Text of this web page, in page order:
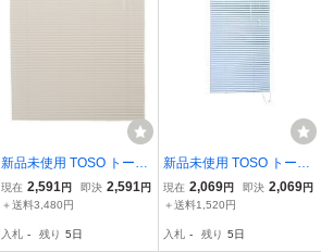
新品未使用 TOSO トーソ
ー インテリアブラインド
スポーラ R アイボリー 16
54 アルミブラインド /L1-
現在 2,591 円 即決 2,591 円
＋送料3,480円
入札 - 残り 5日
新品未使用 TOSO トーソ
ー インテリアブラインド
スポーラ R ブルー 60X10
ラインド /I6-2370★5
現在 2,069円 即決 2,069円
＋送料1,520円
入札 - 残り 5日